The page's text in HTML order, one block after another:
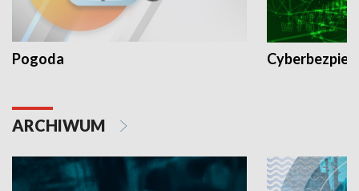
Pogoda
ARCHIWUM